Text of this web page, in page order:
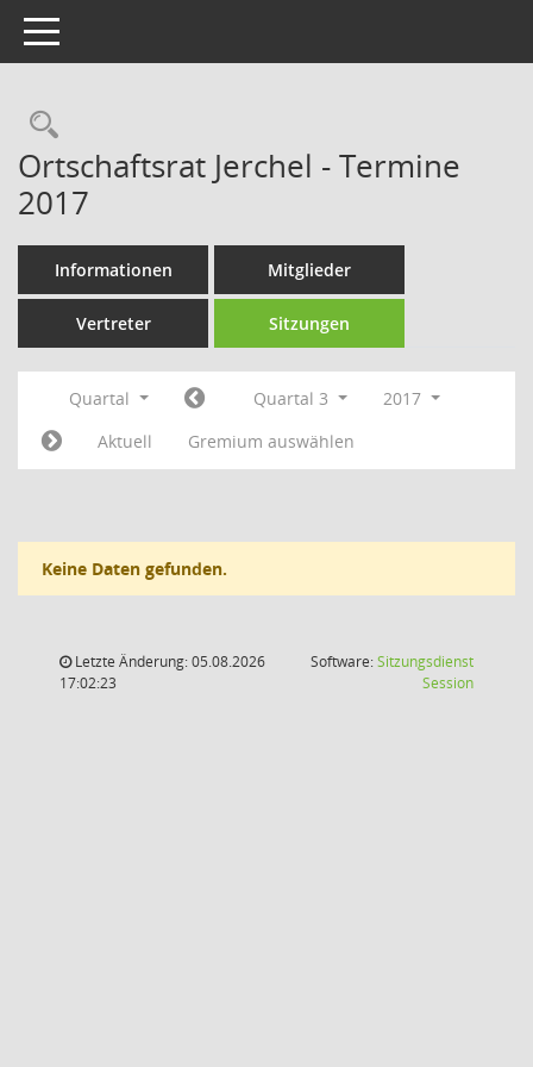
Toggle navigation
Rechercheauswahl
Ortschaftsrat Jerchel - Termine
2017
Informationen Mitglieder
Vertreter Sitzungen
Quartal Quartal 3
2017
Aktuell
Gremium auswählen
Keine Daten gefunden.
Letzte Änderung: 05.08.2026
17:02:23
Software:Sitzungsdienst
Session(Wird in